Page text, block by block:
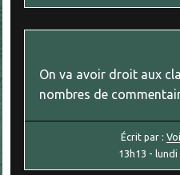
On va avoir droit aux
nombres de
Écrit par :
13h13 - lundi